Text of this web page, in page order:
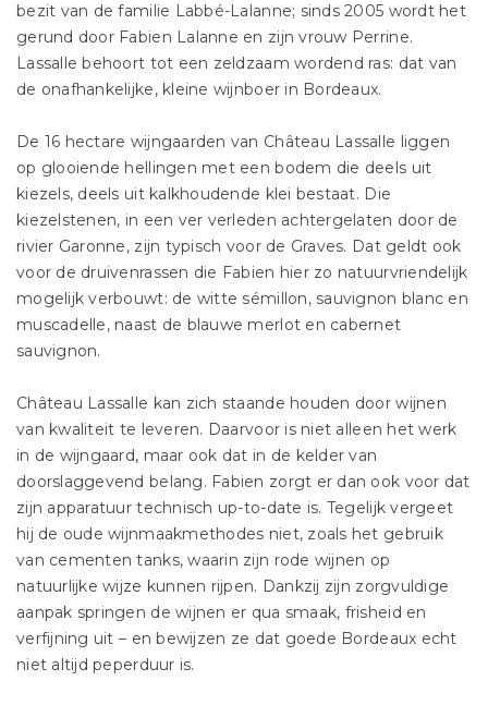
bezit van de familie Labbé-Lalanne; sinds 2005 wordt het
gerund door Fabien Lalanne en zijn vrouw Perrine.
Lassalle behoort tot een zeldzaam wordend ras: dat van
de onafhankelijke, kleine wijnboer in Bordeaux.
De 16 hectare wijngaarden van Château Lassalle liggen
op glooiende hellingen met een bodem die deels uit
kiezels, deels uit kalkhoudende klei bestaat. Die
kiezelstenen, in een ver verleden achtergelaten door de
rivier Garonne, zijn typisch voor de Graves. Dat geldt ook
voor de druivenrassen die Fabien hier zo natuurvriendelijk
mogelijk verbouwt: de witte sémillon, sauvignon blanc en
muscadelle, naast de blauwe merlot en cabernet
sauvignon.
Château Lassalle kan zich staande houden door wijnen
van kwaliteit te leveren. Daarvoor is niet alleen het werk
in de wijngaard, maar ook dat in de kelder van
doorslaggevend belang. Fabien zorgt er dan ook voor dat
zijn apparatuur technisch up-to-date is. Tegelijk vergeet
hij de oude wijnmaakmethodes niet, zoals het gebruik
van cementen tanks, waarin zijn rode wijnen op
natuurlijke wijze kunnen rijpen. Dankzij zijn zorgvuldige
aanpak springen de wijnen er qua smaak, frisheid en
verfijning uit – en bewijzen ze dat goede Bordeaux echt
niet altijd peperduur is.